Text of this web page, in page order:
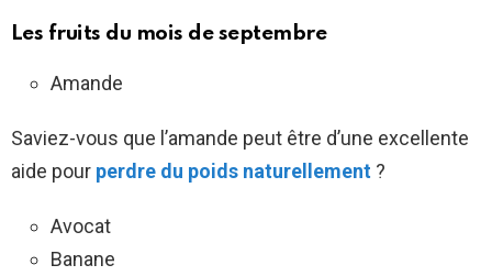
Les fruits du mois de septembre
Amande
Saviez-vous que l’amande peut être d’une excellente
aide pour perdre du poids naturellement ?
Avocat
Banane